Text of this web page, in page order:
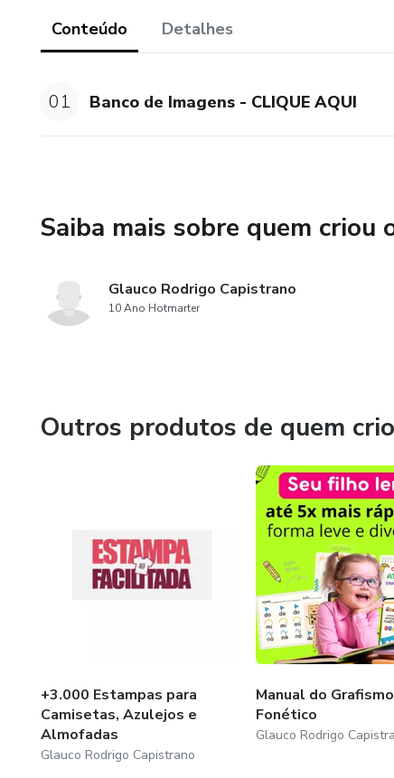
Conteúdo Detalhes
01 Banco de Imagens - CLIQUE AQUI
Saiba mais sobre quem criou
Glauco Rodrigo Capistrano
10 Ano Hotmarter
Outros produtos de quem
+3.000 Estampas para
Camisetas, Azulejos e
Almofadas
Glauco Rodrigo Capistrano
Manual do Grafismo
Fonético
Glauco Rodrigo